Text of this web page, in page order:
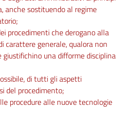
anche sostituendo al regime
procedimenti che derogano alla
carattere generale, qualora non
giustifichino una difforme disciplina
di tutti gli aspetti
del procedimento;
procedure alle nuove tecnologie